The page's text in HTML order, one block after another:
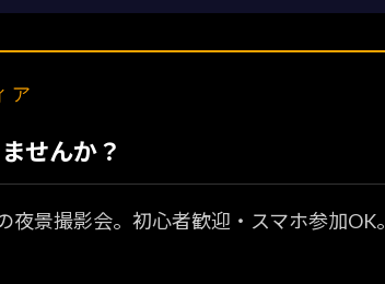
ア
せんか？
景撮影会。初心者歓迎・スマホ参加OK。